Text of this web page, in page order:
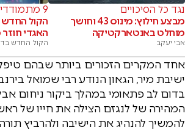
נגד כל הסיכויים
מבצע חילוץ: מינוס 43 וחושך
מוחלט באנטארקטיקה
אבי יעקב
9 מתמודדים
הקול החדש
האגדי
הקול החדש
אחד המקרים הזכורים ביותר שבהם
ישיבת מיר, הגאון הנודע רבי שמואל
בדום לב פתאומי במהלך ביקור ניחום
המהירה של לנגזם הצילה את חייו של
להמשיך להנהיג את הישיבה ולהרביץ